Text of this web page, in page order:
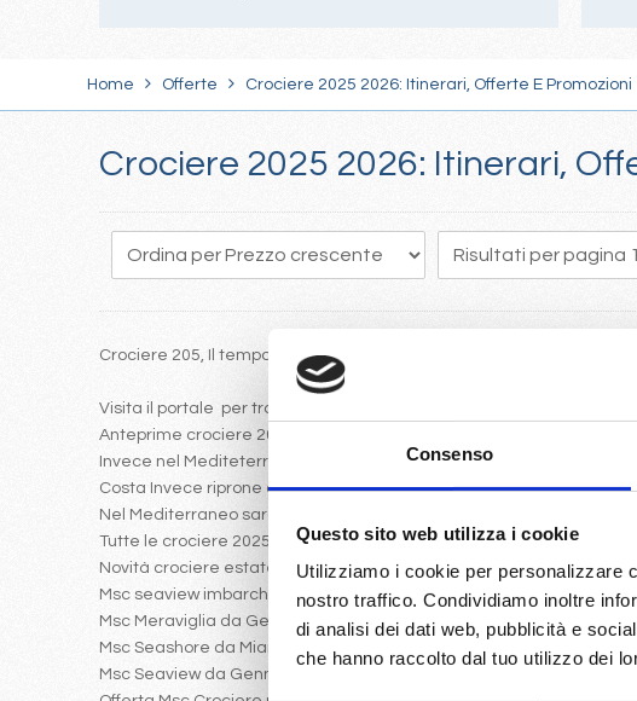
Consenso
Questo sito web utilizza i cookie
Utilizziamo i cookie per personalizzare
nostro traffico. Condividiamo inoltre
di analisi dei dati web, pubblicità e
che hanno raccolto dal tuo utilizzo dei
Home Offerte Crociere 2025 2026: Itinerari, Offerte E Promozioni
Crociere 2025 2026: Itinerari,
Crociere 205, Il tempo vola e programmare in anticipo una
Visita il portale per trovare le crociere 2025 con Costa e Mc crociere
Anteprime crociere 2025: Msc Euribia a Dubai
Invece nel Mediteterraneo da gennaio 2025 partira Msc World
Costa Invece riprone come crociera nel 2025 iniziale, il giro del
Nel Mediterraneo saranno presenti le ammiraglie Msc Seaside,
Tutte le crociere 2025 possiamo sembre sfruttare la possibiltia di
Novità crociere estate 2025
Msc seaview imbarcherà da Genova Napoli Messina verso Spagna
Msc Meraviglia da Genova Civitavecchia navigherà verso Costa
Msc Seashore da Miami verso i Caraibi con volo da Milano e Roma
Msc Seaview da Gennaio a Marzo navigherà verso le Antille con Volo